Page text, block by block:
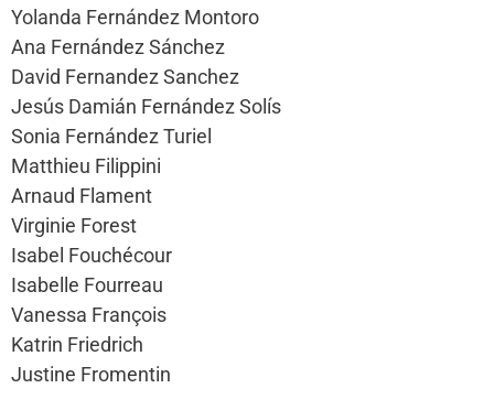
Yolanda Fernández Montoro
Ana Fernández Sánchez
David Fernandez Sanchez
Jesús Damián Fernández Solís
Sonia Fernández Turiel
Matthieu Filippini
Arnaud Flament
Virginie Forest
Isabel Fouchécour
Isabelle Fourreau
Vanessa François
Katrin Friedrich
Justine Fromentin